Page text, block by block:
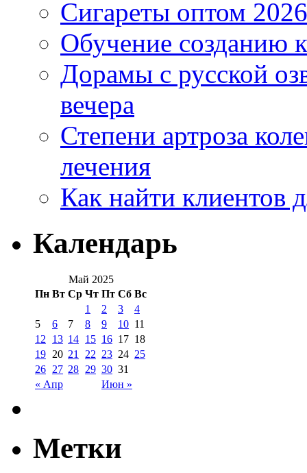
Сигареты оптом
Обучение созданию
Дорамы с русской
вечера
Степени артроза
лечения
Как найти клиентов
Календарь
Май 2025
Пн Вт Ср Чт Пт Сб Вс
« Апр Июн »
1 2 3
4
5
6 7 8 9 10 11
12
13 14 15 16 17 18
19 20 21 22 23 24 25
26 27 28 29 30 31
Метки